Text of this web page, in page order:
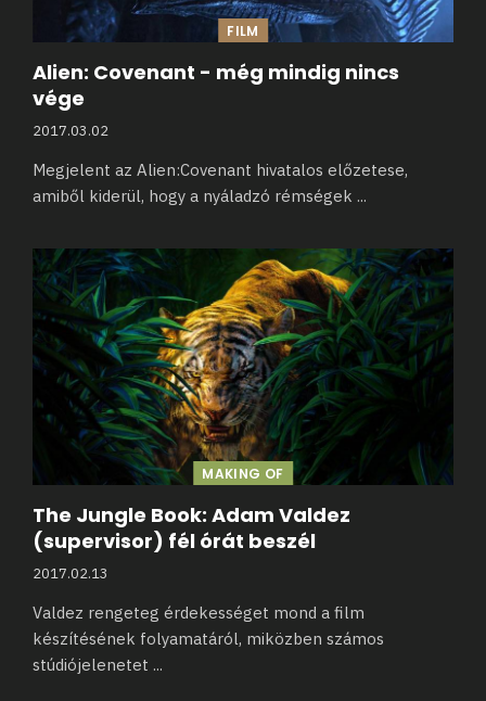
FILM
Alien: Covenant - még mindig nincs
vége
2017.03.02
Megjelent az Alien:Covenant hivatalos előzetese,
amiből kiderül, hogy a nyáladzó rémségek ...
MAKING OF
The Jungle Book: Adam Valdez
(supervisor) fél órát beszél
2017.02.13
Valdez rengeteg érdekességet mond a film
készítésének folyamatáról, miközben számos
stúdiójelenetet ...